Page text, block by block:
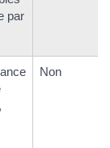
par
Non